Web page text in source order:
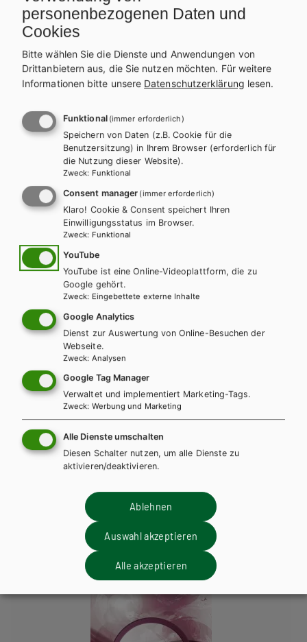
Sprachbuch für Höhere humanberufliche
Lehranstalten. Basisteil 2
Basisteil + E-Book
Basisteil E-Book Solo
Basisteil mit E-BOOK+
Basisteil E-BOOK+ Solo
AHS-O BAFEP/BASOP
HTL/FS
KOMPETENZ:DEUTSCH – modular.
Sprachbuch für höhere Schulen. Trainingsteil
1
Trainingsteil mit E-BOOK+
Trainingsteil E-BOOK+ Solo
TT Lehrer/innenausgabe
personenbezogenen Daten und
Cookies
Bitte wählen Sie die Dienste und Anwendungen von
Drittanbietern aus, die Sie nutzen möchten. Für weitere
Informationen bitte unsere Datenschutzerklärung lesen.
Funktional (immer erforderlich)
Speichern von Daten (z.B. Cookie für die
Benutzersitzung) in Ihrem Browser (erforderlich für
die Nutzung dieser Website).
Zweck: Funktional
Consent manager (immer erforderlich)
Klaro! Cookie & Consent speichert Ihren
Einwilligungsstatus im Browser.
Zweck: Funktional
YouTube
YouTube ist eine Online-Videoplattform, die zu
Google gehört.
Zweck: Eingebettete externe Inhalte
Google Analytics
Dienst zur Auswertung von Online-Besuchen der
Webseite.
Zweck: Analysen
Google Tag Manager
Verwaltet und implementiert Marketing-Tags.
Zweck: Werbung und Marketing
Alle Dienste umschalten
Diesen Schalter nutzen, um alle Dienste zu
aktivieren/deaktivieren.
Ablehnen
Auswahl akzeptieren
Alle akzeptieren